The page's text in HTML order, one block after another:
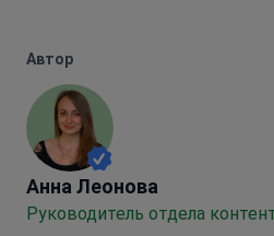
Автор
Анна Леонова
Анна Леонова
Руководитель отдела